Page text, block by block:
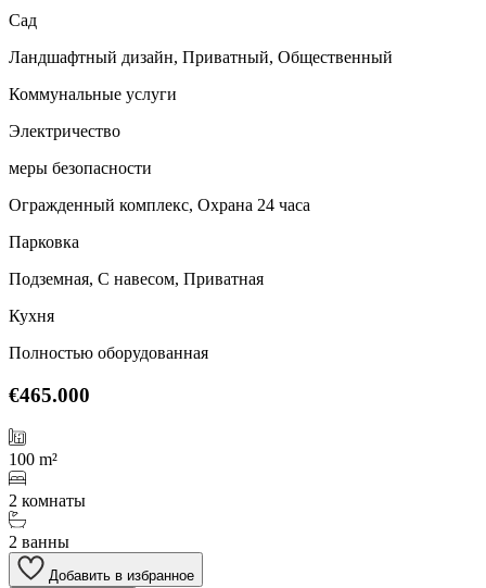
Сад
Ландшафтный дизайн, Приватный, Общественный
Коммунальные услуги
Электричество
меры безопасности
Огражденный комплекс, Охрана 24 часа
Парковка
Подземная, С навесом, Приватная
Кухня
Полностью оборудованная
€465.000
100 m²
2 комнаты
2 ванны
Добавить в избранное